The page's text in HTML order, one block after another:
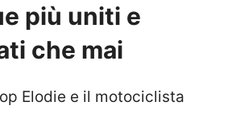
più uniti e
che mai
Elodie e il motociclista